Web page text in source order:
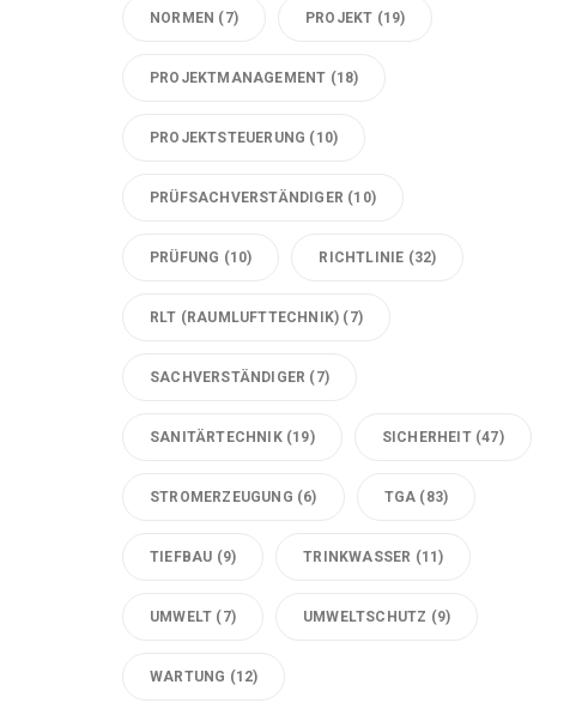
NORMEN (7) PROJEKT (19)
PROJEKTMANAGEMENT (18)
PROJEKTSTEUERUNG (10)
PRÜFSACHVERSTÄNDIGER (10)
PRÜFUNG (10) RICHTLINIE (32)
RLT (RAUMLUFTTECHNIK) (7)
SACHVERSTÄNDIGER (7)
SANITÄRTECHNIK(19) SICHERHEIT(47)
STROMERZEUGUNG (6) TGA (83)
TIEFBAU (9) TRINKWASSER (11)
UMWELT (7) UMWELTSCHUTZ (9)
WARTUNG (12)